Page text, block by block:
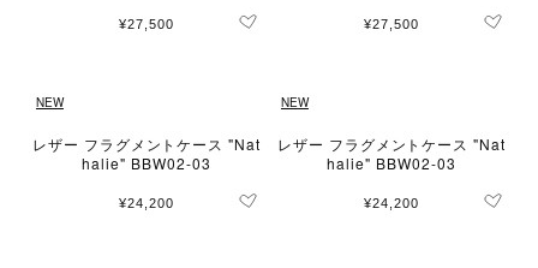
¥27,500 ¥27,500
NEW
レザー フラグメントケース "Nat
halie" BBW02-03
¥24,200
NEW
レザー フラグメントケース "Nat
halie" BBW02-03
¥24,200